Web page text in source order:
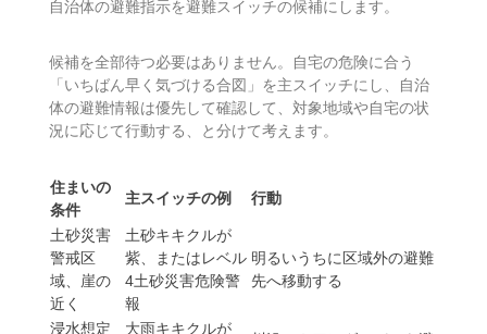
警戒レベル3、線状降水帯半日前予測、夜間の大雨予報で
準備開始と決めておきます。危険区域にいる家庭では、
レベル4危険警報、キキクルの紫、線状降水帯直前予測、
自治体の避難指示を避難スイッチの候補にします。
「いちばん早く気づける合図」を主スイッチにし、自治
体の避難情報は優先して確認して、対象地域や自宅の状
況に応じて行動する、と分けて考えます。
住まいの
条件
主スイッチの例